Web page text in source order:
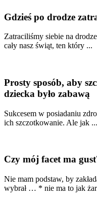
Gdzieś po drodze
Zatraciliśmy siebie na
cały nasz świąt, ten który ...
Prosty sposób, aby
dziecka było zabawą
Sukcesem w posiadaniu
ich szczotkowanie. Ale jak ...
Czy mój facet ma
Nie mam podstaw, by
wybrał … * nie ma to jak